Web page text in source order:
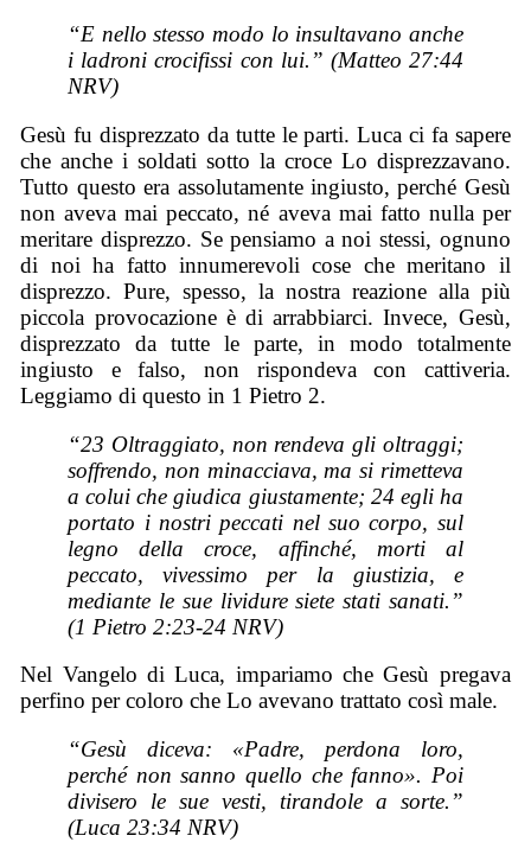
“E nello stesso modo lo insultavano anche
i ladroni crocifissi con lui.” (Matteo 27:44
NRV)
Gesù fu disprezzato da tutte le parti. Luca ci fa sapere
che anche i soldati sotto la croce Lo disprezzavano.
Tutto questo era assolutamente ingiusto, perché Gesù
non aveva mai peccato, né aveva mai fatto nulla per
meritare disprezzo. Se pensiamo a noi stessi, ognuno
di noi ha fatto innumerevoli cose che meritano il
disprezzo. Pure, spesso, la nostra reazione alla più
piccola provocazione è di arrabbiarci. Invece, Gesù,
disprezzato da tutte le parte, in modo totalmente
ingiusto e falso, non rispondeva con cattiveria.
Leggiamo di questo in 1 Pietro 2.
“23 Oltraggiato, non rendeva gli oltraggi;
soffrendo, non minacciava, ma si rimetteva
a colui che giudica giustamente; 24 egli ha
portato i nostri peccati nel suo corpo, sul
legno della croce, affinché, morti al
peccato, vivessimo per la giustizia, e
mediante le sue lividure siete stati sanati.”
(1 Pietro 2:23-24 NRV)
Nel Vangelo di Luca, impariamo che Gesù pregava
perfino per coloro che Lo avevano trattato così male.
“Gesù diceva: «Padre, perdona loro,
perché non sanno quello che fanno». Poi
divisero le sue vesti, tirandole a sorte.”
(Luca 23:34 NRV)